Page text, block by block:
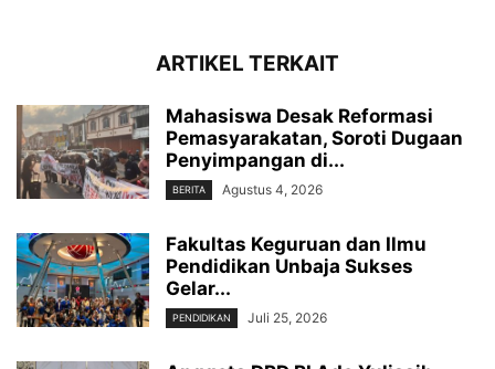
ARTIKEL TERKAIT
Mahasiswa Desak Reformasi
Pemasyarakatan, Soroti Dugaan
Penyimpangan di...
BERITA Agustus 4, 2026
Fakultas Keguruan dan Ilmu
Pendidikan Unbaja Sukses
Gelar...
PENDIDIKAN Juli 25, 2026